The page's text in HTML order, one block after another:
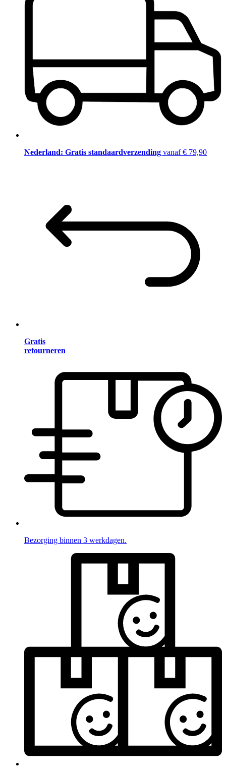
Nederland: Gratis standaardverzending vanaf € 79,90
Gratis
retourneren
Bezorging binnen 3 werkdagen.